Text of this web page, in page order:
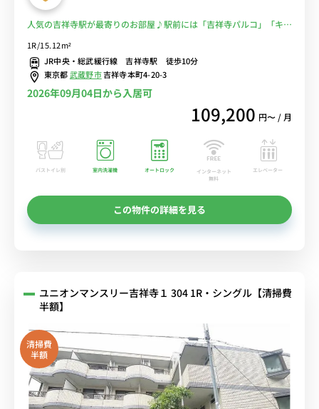
人気の吉祥寺駅が最寄りのお部屋♪駅前には「吉祥寺パルコ」「キラ
通勤通学にもおススメ！■選べるWi-Fi格安レンタル中！
1R/15.12m²
JR中央・総武緩行線 吉祥寺駅 徒歩10分
東京都武蔵野市吉祥寺本町4-20-3
2026年09月04日から入居可
109,200 円〜 / 月
バストイレ別 室内洗濯機 オートロック
インターネット
無料
エレベーター
この物件の詳細を見る
ユニオンマンスリー吉祥寺１ 304 1R・シングル【清掃費
半額】
清掃費
半額